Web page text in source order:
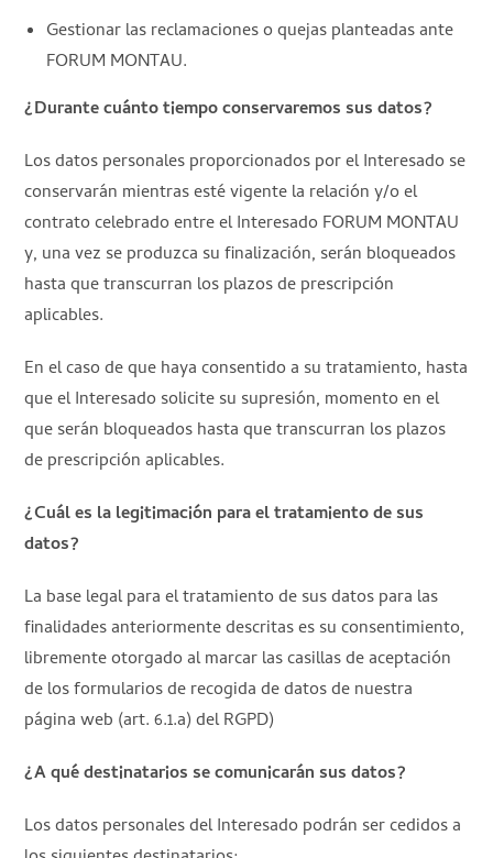
Gestionar las reclamaciones o quejas planteadas ante
FORUM MONTAU.
¿Durante cuánto tiempo conservaremos sus datos?
Los datos personales proporcionados por el Interesado se
conservarán mientras esté vigente la relación y/o el
contrato celebrado entre el Interesado FORUM MONTAU
y, una vez se produzca su finalización, serán bloqueados
hasta que transcurran los plazos de prescripción
aplicables.
En el caso de que haya consentido a su tratamiento, hasta
que el Interesado solicite su supresión, momento en el
que serán bloqueados hasta que transcurran los plazos
de prescripción aplicables.
¿Cuál es la legitimación para el tratamiento de sus
datos?
La base legal para el tratamiento de sus datos para las
finalidades anteriormente descritas es su consentimiento,
libremente otorgado al marcar las casillas de aceptación
de los formularios de recogida de datos de nuestra
página web (art. 6.1.a) del RGPD)
¿A qué destinatarios se comunicarán sus datos?
Los datos personales del Interesado podrán ser cedidos a